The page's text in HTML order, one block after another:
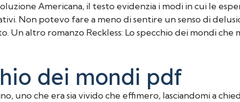
Americana, il testo evidenzia i modi in cui le
Non potevo fare a meno di sentire un senso di
Un altro romanzo Reckless: Lo specchio dei mondi
dei mondi pdf
uno che era sia vivido che effimero, lasciandomi a